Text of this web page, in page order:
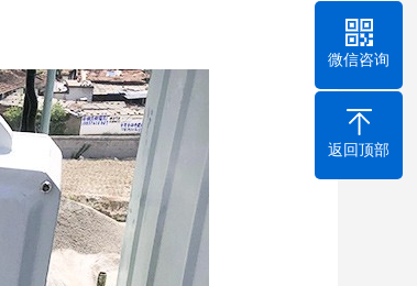
微信咨询
返回顶部